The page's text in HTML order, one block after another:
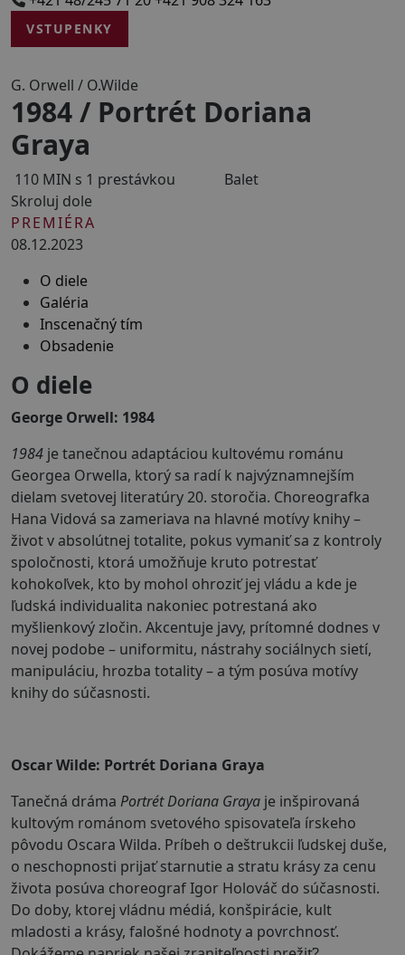
VSTUPENKY
G. Orwell / O.Wilde
1984 / Portrét Doriana
Graya
110 MIN s 1 prestávkou
Balet
Skroluj dole
PREMIÉRA
08.12.2023
O diele
Galéria
Inscenačný tím
Obsadenie
O diele
George Orwell: 1984
1984 je tanečnou adaptáciou kultovému románu
Georgea Orwella, ktorý sa radí k najvýznamnejším
dielam svetovej literatúry 20. storočia. Choreografka
Hana Vidová sa zameriava na hlavné motívy knihy –
život v absolútnej totalite, pokus vymaniť sa z kontroly
spoločnosti, ktorá umožňuje kruto potrestať
kohokoľvek, kto by mohol ohroziť jej vládu a kde je
ľudská individualita nakoniec potrestaná ako
myšlienkový zločin. Akcentuje javy, prítomné dodnes v
novej podobe – uniformitu, nástrahy sociálnych sietí,
manipuláciu, hrozba totality – a tým posúva motívy
knihy do súčasnosti.
Oscar Wilde: Portrét Doriana Graya
Tanečná dráma Portrét Doriana Graya je inšpirovaná
kultovým románom svetového spisovateľa írskeho
pôvodu Oscara Wilda. Príbeh o deštrukcii ľudskej duše,
o neschopnosti prijať starnutie a stratu krásy za cenu
života posúva choreograf Igor Holováč do súčasnosti.
Do doby, ktorej vládnu médiá, konšpirácie, kult
mladosti a krásy, falošné hodnoty a povrchnosť.